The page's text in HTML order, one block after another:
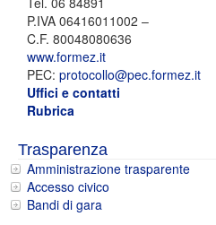
P.IVA 06416011002 –
C.F. 80048080636
www.formez.it
PEC: protocollo@pec.formez.it
Uffici e contatti
Rubrica
Trasparenza
Amministrazione trasparente
Accesso civico
Bandi di gara